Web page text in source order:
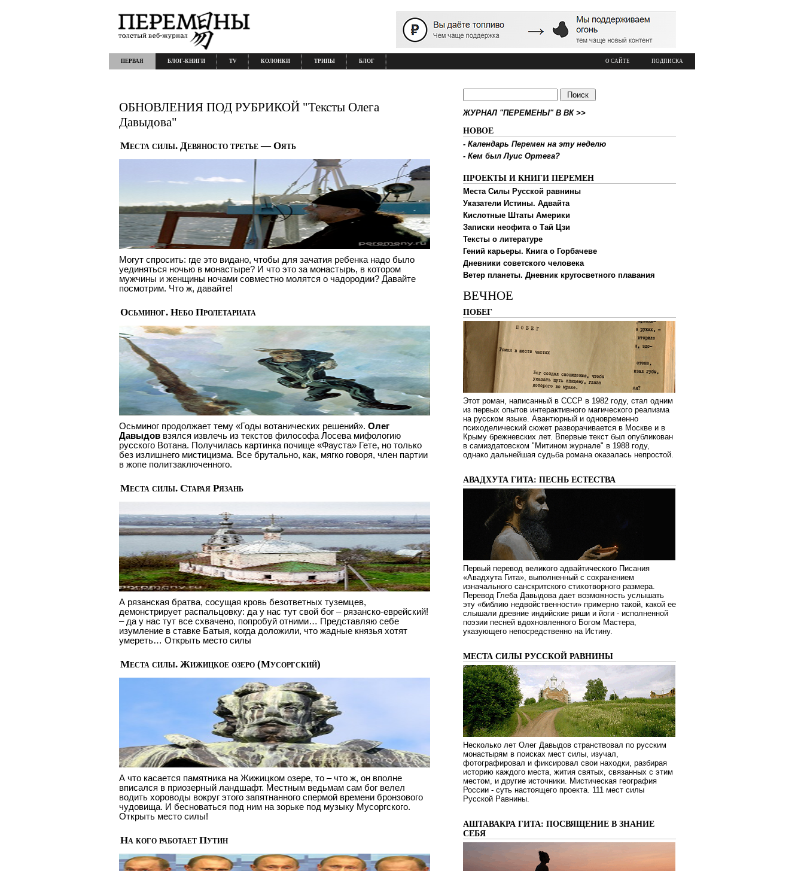
О САЙТЕ ПОДПИСКА
ПЕРВАЯ БЛОГ-КНИГИ TV КОЛОНКИ ТРИПЫ БЛОГ
ОБНОВЛЕНИЯ ПОД РУБРИКОЙ "Тексты Олега
Давыдова"
Места силы. Девяносто третье — Оять
Могут спросить: где это видано, чтобы для зачатия ребенка надо было
уединяться ночью в монастыре? И что это за монастырь, в котором
мужчины и женщины ночами совместно молятся о чадородии? Давайте
посмотрим. Что ж, давайте!
Осьминог. Небо Пролетариата
Осьминог продолжает тему «Годы вотанических решений». Олег
Давыдов взялся извлечь из текстов философа Лосева мифологию
русского Вотана. Получилась картинка почище «Фауста» Гете, но только
без излишнего мистицизма. Все брутально, как, мягко говоря, член партии
в жопе политзаключенного.
Места силы. Старая Рязань
А рязанская братва, сосущая кровь безответных туземцев,
демонстрирует распальцовку: да у нас тут свой бог – рязанско-еврейский!
– да у нас тут все схвачено, попробуй отними… Представляю себе
изумление в ставке Батыя, когда доложили, что жадные князья хотят
умереть… Открыть место силы
Места силы. Жижицкое озеро (Мусоргский)
А что касается памятника на Жижицком озере, то – что ж, он вполне
вписался в приозерный ландшафт. Местным ведьмам сам бог велел
водить хороводы вокруг этого запятнанного спермой времени бронзового
чудовища. И бесноваться под ним на зорьке под музыку Мусоргского.
Открыть место силы!
На кого работает Путин
ЖУРНАЛ "ПЕРЕМЕНЫ" В ВК >>
НОВОЕ
- Календарь Перемен на эту неделю
- Кем был Луис Ортега?
ПРОЕКТЫ И КНИГИ ПЕРЕМЕН
Места Силы Русской равнины
Указатели Истины. Адвайта
Кислотные Штаты Америки
Записки неофита о Тай Цзи
Тексты о литературе
Гений карьеры. Книга о Горбачеве
Дневники советского человека
Ветер планеты. Дневник кругосветного плавания
ВЕЧНОЕ
ПОБЕГ
Этот роман, написанный в СССР в 1982 году, стал одним
из первых опытов интерактивного магического реализма
на русском языке. Авантюрный и одновременно
психоделический сюжет разворачивается в Москве и в
Крыму брежневских лет. Впервые текст был опубликован
в самиздатовском "Митином журнале" в 1988 году,
однако дальнейшая судьба романа оказалась непростой.
АВАДХУТА ГИТА: ПЕСНЬ ЕСТЕСТВА
Первый перевод великого адвайтического Писания
«Авадхута Гита», выполненный с сохранением
изначального санскритского стихотворного размера.
Перевод Глеба Давыдова дает возможность услышать
эту «библию недвойственности» примерно такой, какой ее
слышали древние индийские риши и йоги - исполненной
поэзии песней вдохновленного Богом Мастера,
указующего непосредственно на Истину.
МЕСТА СИЛЫ РУССКОЙ РАВНИНЫ
Несколько лет Олег Давыдов странствовал по русским
монастырям в поисках мест силы, изучал,
фотографировал и фиксировал свои находки, разбирая
историю каждого места, жития святых, связанных с этим
местом, и другие источники. Мистическая география
России - суть настоящего проекта. 111 мест силы
Русской Равнины.
АШТАВАКРА ГИТА: ПОСВЯЩЕНИЕ В ЗНАНИЕ
СЕБЯ